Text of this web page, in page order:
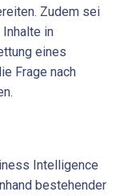
Zudem sei
in
eines
Frage nach
Intelligence
bestehender